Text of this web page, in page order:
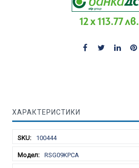
12 x 113.77 лв.
ХАРАКТЕРИСТИКИ
100444
RSG09KPCA